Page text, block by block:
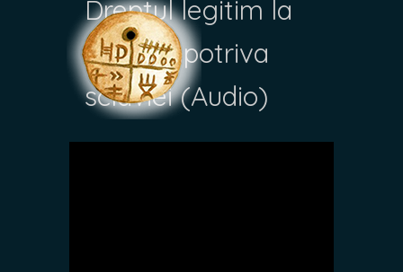
Dreptul legitim la
luptă împotriva
sclaviei (Audio)